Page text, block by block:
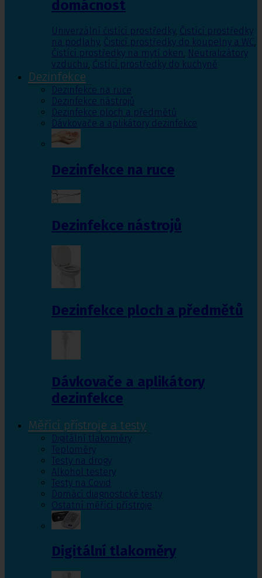
domácnost
Univerzální čistící prostředky, Čistící prostředky
na podlahy, Čisticí prostředky do koupelny a WC,
Čistící prostředky na mytí oken, Neutralizátory
vzduchu, Čistící prostředky do kuchyně
Dezinfekce
Dezinfekce na ruce
Dezinfekce nástrojů
Dezinfekce ploch a předmětů
Dávkovače a aplikátory dezinfekce
Dezinfekce na ruce
Dezinfekce nástrojů
Dezinfekce ploch a předmětů
Dávkovače a aplikátory
dezinfekce
Měřící přístroje a testy
Digitální tlakoměry
Teploměry
Testy na drogy
Alkohol testery
Testy na Covid
Domácí diagnostické testy
Ostatní měřící přístroje
Digitální tlakoměry